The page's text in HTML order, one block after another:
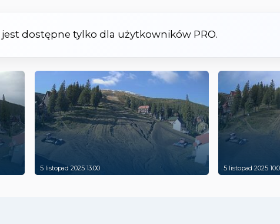
dostępne tylko dla użytkowników PRO.
5 listopad 2025 13:00 5 listopad 2025